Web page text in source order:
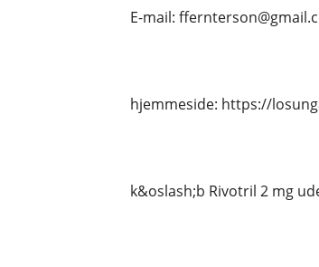
E-mail:
hjemmeside: https://
k&oslash;b Rivotril 2 mg